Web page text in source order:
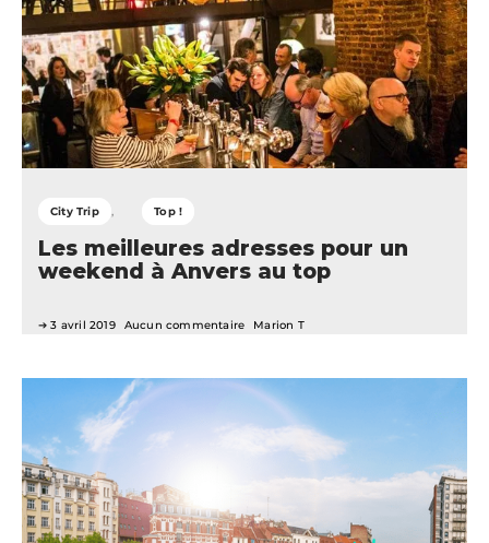
City Trip Top !
Les meilleures adresses pour un
weekend à Anvers au top
3 avril 2019 Aucun commentaire Marion T